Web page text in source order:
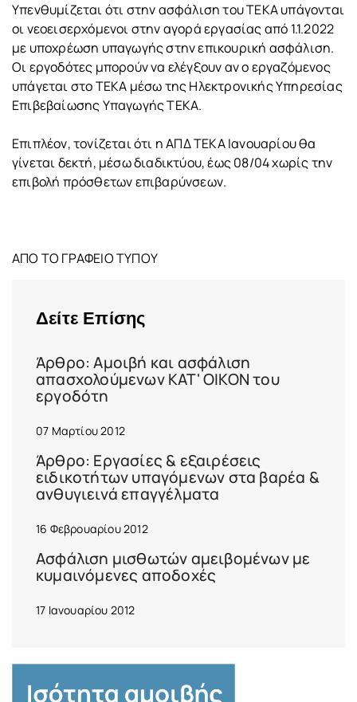
Υπενθυμίζεται ότι στην ασφάλιση του ΤΕΚΑ υπάγονται
οι νεοεισερχόμενοι στην αγορά εργασίας από 1.1.2022
με υποχρέωση υπαγωγής στην επικουρική ασφάλιση.
Οι εργοδότες μπορούν να ελέγξουν αν ο εργαζόμενος
υπάγεται στο ΤΕΚΑ μέσω της Ηλεκτρονικής Υπηρεσίας
Επιβεβαίωσης Υπαγωγής ΤΕΚΑ.
Επιπλέον, τονίζεται ότι η ΑΠΔ ΤΕΚΑ Ιανουαρίου θα
γίνεται δεκτή, μέσω διαδικτύου, έως 08/04 χωρίς την
επιβολή πρόσθετων επιβαρύνσεων.
ΑΠΟ ΤΟ ΓΡΑΦΕΙΟ ΤΥΠΟΥ
Δείτε Επίσης
Άρθρο: Αμοιβή και ασφάλιση
απασχολούμενων ΚΑΤ' ΟΙΚΟΝ του
εργοδότη
07 Μαρτίου 2012
Άρθρο: Εργασίες & εξαιρέσεις
ειδικοτήτων υπαγόμενων στα βαρέα &
ανθυγιεινά επαγγέλματα
16 Φεβρουαρίου 2012
Ασφάλιση μισθωτών αμειβομένων με
κυμαινόμενες αποδοχές
17 Ιανουαρίου 2012